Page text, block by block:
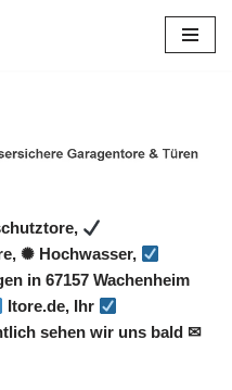
✺ Hochwasser,
in 67157 Wachenheim
Itore.de, Ihr
sehen wir uns bald ✉